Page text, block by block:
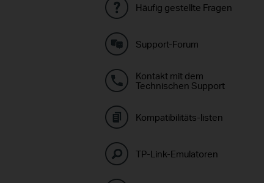
Häufig gestellte Fragen
Support-Forum
Kontakt mit dem
Technischen Support
Kompatibilitäts-listen
TP-Link-Emulatoren